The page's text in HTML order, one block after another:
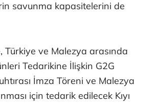
savunma kapasitelerini de
Türkiye ve Malezya arasında
Tedarikine İlişkin G2G
İmza Töreni ve Malezya
için tedarik edilecek Kıyı